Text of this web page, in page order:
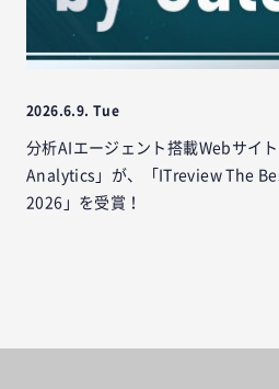
2026.6.9. Tue
分析AIエージェント搭載Webサイ
Analytics」が、「ITreview The
2026」を受賞！